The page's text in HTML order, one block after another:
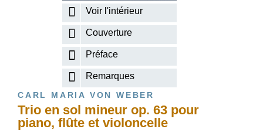
Voir l'intérieur
Couverture
Préface
Remarques
CARL MARIA VON WEBER
Trio en sol mineur op. 63 pour
piano, flûte et violoncelle